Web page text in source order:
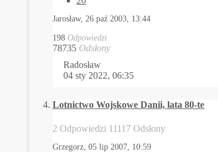
Jarosław, 26 paź 2003, 13:44
198 Odpowiedzi
78735 Odsłony
Radosław
04 sty 2022, 06:35
Lotnictwo Wojskowe Danii, lata 80-te
2 Odpowiedzi 11117 Odsłony
Grzegorz, 05 lip 2007, 10:59